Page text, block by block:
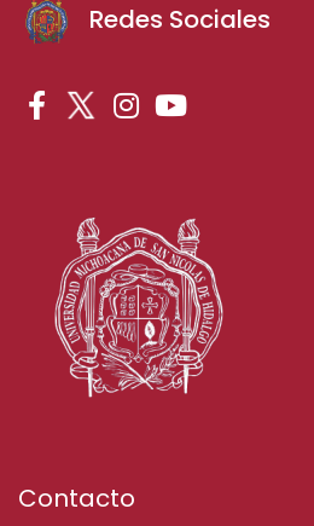
Redes Sociales
Contacto